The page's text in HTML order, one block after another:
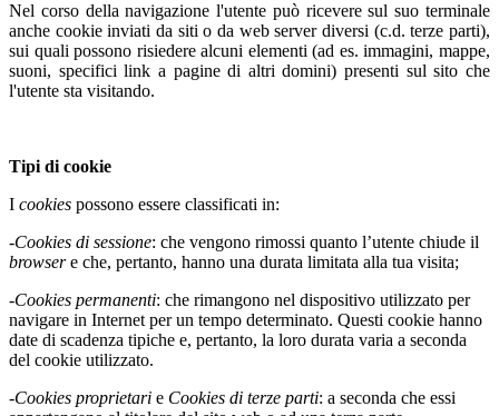
Nel corso della navigazione l'utente può ricevere sul suo terminale
anche cookie inviati da siti o da web server diversi (c.d. terze parti),
sui quali possono risiedere alcuni elementi (ad es. immagini, mappe,
suoni, specifici link a pagine di altri domini) presenti sul sito che
l'utente sta visitando.
Tipi di cookie
I cookies possono essere classificati in:
-Cookies di sessione: che vengono rimossi quanto l’utente chiude il
browsere che, pertanto, hanno una durata limitata alla tua visita;
-Cookies permanenti: che rimangono nel dispositivo utilizzato per
navigare in Internet per un tempo determinato. Questi cookie hanno
date di scadenza tipiche e, pertanto, la loro durata varia a seconda
del cookie utilizzato.
-Cookies proprietari e Cookies di terze parti: a seconda che essi